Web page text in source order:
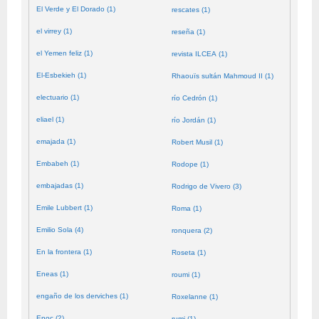
El Verde y El Dorado (1)
el virrey (1)
el Yemen feliz (1)
El-Esbekieh (1)
electuario (1)
eliael (1)
emajada (1)
Embabeh (1)
embajadas (1)
Emile Lubbert (1)
Emilio Sola (4)
En la frontera (1)
Eneas (1)
engaño de los derviches (1)
rescates (1)
reseña (1)
revista ILCEA (1)
Rhaouïs sultán Mahmoud II (1)
río Cedrón (1)
río Jordán (1)
Robert Musil (1)
Rodope (1)
Rodrigo de Vivero (3)
Roma (1)
ronquera (2)
Roseta (1)
roumi (1)
Roxelanne (1)